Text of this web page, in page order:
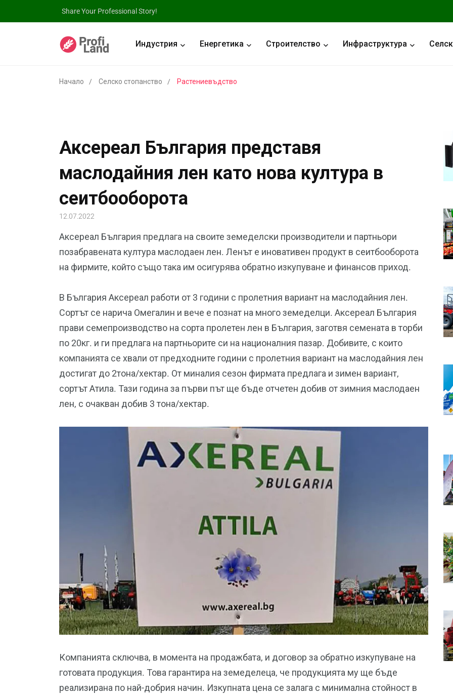
Share Your Professional Story!
Индустрия Енергетика Строителство Инфраструктура
Начало Селско стопанство Растениевъдство
Аксереал България представя
маслодайния лен като нова култура в
сеитбооборота
12.07.2022
Аксереал България предлага на своите земеделски производители и партньори
позабравената култура маслодаен лен. Ленът е иновативен продукт в сеитбооборота
на фирмите, който също така им осигурява обратно изкупуване и финансов приход.
В България Аксереал работи от 3 години с пролетния вариант на маслодайния лен.
Сортът се нарича Омегалин и вече е познат на много земеделци. Аксереал България
прави семепроизводство на сорта пролетен лен в България, заготвя семената в торби
по 20кг. и ги предлага на партньорите си на националния пазар. Добивите, с които
компанията се хвали от предходните години с пролетния вариант на маслодайния лен
достигат до 2тона/хектар. От миналия сезон фирмата предлага и зимен вариант,
сортът Атила. Тази година за първи път ще бъде отчетен добив от зимния маслодаен
лен, с очакван добив 3 тона/хектар.
Компанията сключва, в момента на продажбата, и договор за обратно изкупуване на
готовата продукция. Това гарантира на земеделеца, че продукцията му ще бъде
реализирана по най-добрия начин. Изкупната цена се залага с минимална стойност в